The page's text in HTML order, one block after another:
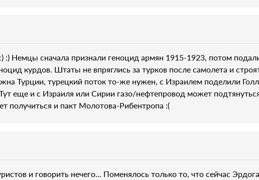
:) Немцы сначала признали геноцид армян 1915-1923, потом
курдов. Штаты не впряглись за турков после самолета и
Турции, турецкий поток то-же нужен, с Израилем поделили
еще и с Израиля или Сирии газо/нефтепровод может
получиться и пакт Молотова-Рибентропа :(
и говорить нечего... Поменялось только то, что сейчас